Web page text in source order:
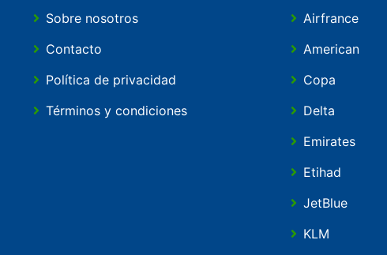
Sobre nosotros
Contacto
Política de privacidad
Términos y condiciones
Airfrance
American
Copa
Delta
Emirates
Etihad
JetBlue
KLM